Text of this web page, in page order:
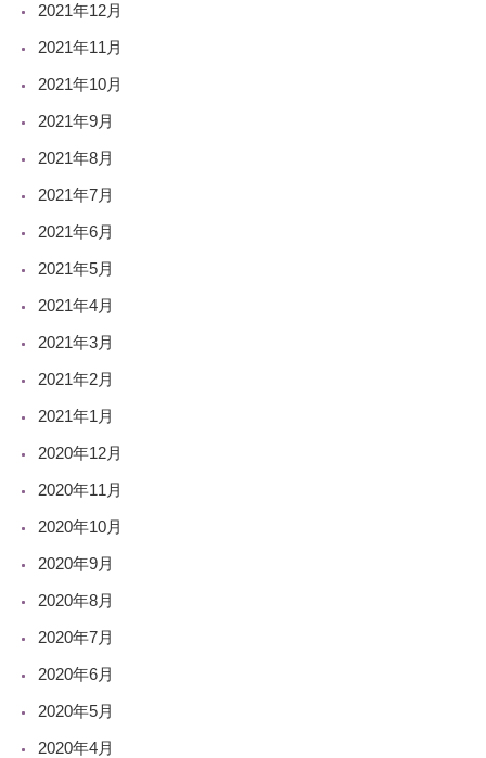
2021年12月
2021年11月
2021年10月
2021年9月
2021年8月
2021年7月
2021年6月
2021年5月
2021年4月
2021年3月
2021年2月
2021年1月
2020年12月
2020年11月
2020年10月
2020年9月
2020年8月
2020年7月
2020年6月
2020年5月
2020年4月